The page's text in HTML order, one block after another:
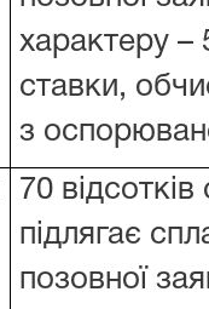
характеру –
ставки,
з
70
підлягає
позовної